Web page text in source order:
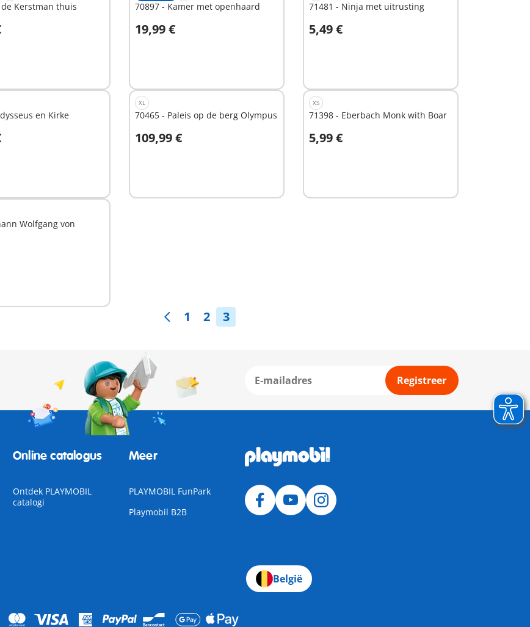
Kerstman thuis 70897 - Kamer met openhaard
19,99 €
71481 - Ninja met uitrusting
5,49 €
en Kirke
XL
70465 - Paleis op de berg Olympus
109,99 €
XS
71398 - Eberbach Monk with Boar
5,99 €
In winkelwagen
Wolfgang von
1 2 3
Registreer
Online catalogus
Ontdek PLAYMOBIL
catalogi
Meer
PLAYMOBIL FunPark
Playmobil B2B
België